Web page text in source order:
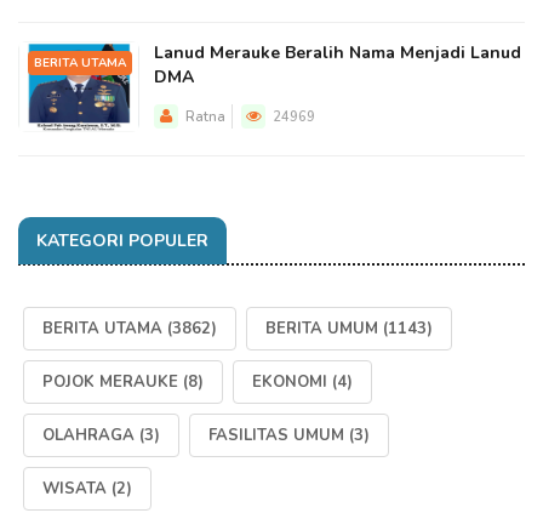
BERITA UTAMA
Lanud Merauke Beralih Nama Menjadi Lanud
DMA
Ratna 24969
KATEGORI POPULER
BERITA UTAMA (3862) BERITA UMUM (1143)
POJOK MERAUKE (8) EKONOMI (4)
OLAHRAGA (3) FASILITAS UMUM (3)
WISATA (2)